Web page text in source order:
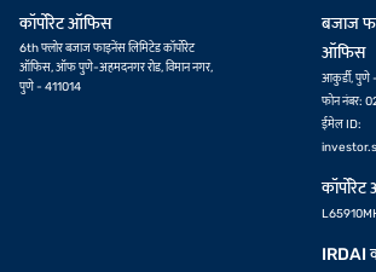
कॉर्पोरेट ऑफिस
6th फ्लोर बजाज फाइनेंस लिमिटेड कॉर्पोरेट
ऑफिस, ऑफ पुणे-अहमदनगर रोड, विमान नगर,
पुणे - 411014
बजाज
ऑफिस
आकुर्डी, पुणे
फोन नंबर:
ईमेल ID:
IRDAI